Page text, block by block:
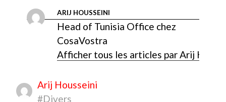
ARIJ HOUSSEINI
Head of Tunisia Office chez
CosaVostra
Afficher tous les articles par Arij
Arij Housseini
#Divers